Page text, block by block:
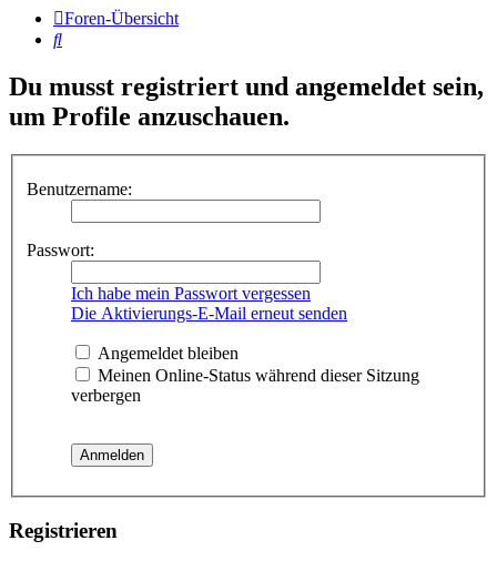
Foren-Übersicht
Suche
Du musst registriert und angemeldet sein,
um Profile anzuschauen.
Benutzername:
Passwort:
Ich habe mein Passwort vergessen
Die Aktivierungs-E-Mail erneut senden
Angemeldet bleiben
Meinen Online-Status während dieser Sitzung
verbergen
Registrieren